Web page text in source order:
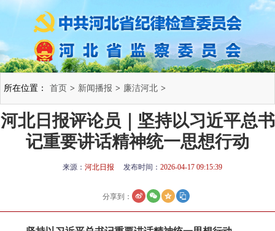
所在位置： 首页 > 新闻播报 > 廉洁河北 >
河北日报评论员｜坚持以习近平总书
记重要讲话精神统一思想行动
来源： 河北日报 发布时间： 2026-04-17 09:15:39
分享到：